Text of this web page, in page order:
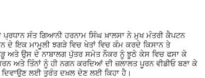
ਸੰਤ ਗਿਆਨੀ ਹਰਨਾਮ ਸਿੰਘ ਖ਼ਾਲਸਾ ਨੇ ਮੁਖ ਮੰਤਰੀ ਕੈਪਟਨ
ਦੇ ਇਕ ਮਾਮੂਲੀ ਝਗੜੇ ਵਿਚ ਖੇਤਾਂ ਵਿਚ ਕੰਮ ਕਰਦੇ ਕਿਸਾਨ ਤੇ
ਅਤੇ ਉਸ ਦੇ ਨਾਬਾਲਗ ਪੁੱਤਰ ਸਮੇਤ ਨੌਕਰ ਨੂੰ ਝੂਠੇ ਕੇਸ ਵਿਚ ਫਸਾ ਕੇ
ਅਤੇ ਤਿੰਨਾਂ ਨੂੰ ਹੀ ਨਗਨ ਕਰਦਿਆਂ ਦੀ ਜ਼ਲਾਲਤ ਪੂਰਨ ਵੀਡੀਓ ਬਣਾ ਕੇ
ਦਿਵਾਉਣ ਲਈ ਤੁਰੰਤ ਦਖ਼ਲ ਦੇਣ ਲਈ ਕਿਹਾ ਹੈ।